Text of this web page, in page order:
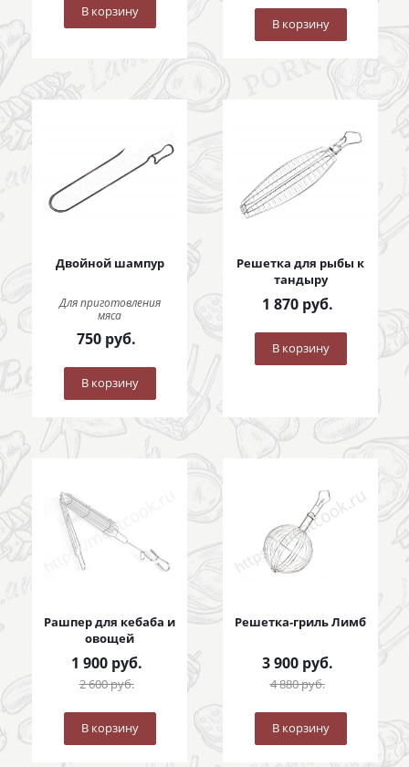
В корзину
В корзину
Двойной шампур
Для приготовления
мяса
750 руб.
В корзину
Решетка для рыбы к
тандыру
1 870руб.
В корзину
Рашпер для кебаба и
овощей
1 900руб.
2 600руб.
В корзину
Решетка-гриль Лимб
3 900руб.
4 880руб.
В корзину